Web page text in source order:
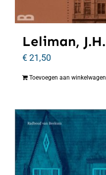
Leliman, J.H.
€21,50
Toevoegen aan winkelwagen